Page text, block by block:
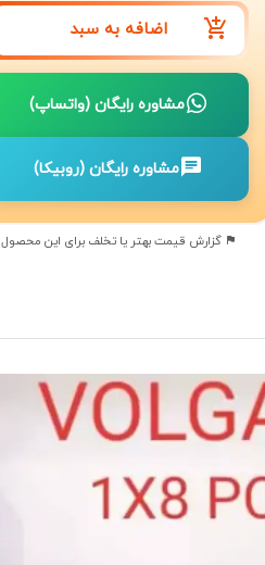
اضافه به سبد
مشاوره رایگان (واتساپ)
مشاوره رایگان (روبیکا)
گزارش قیمت بهتر یا تخلف برای این محصول